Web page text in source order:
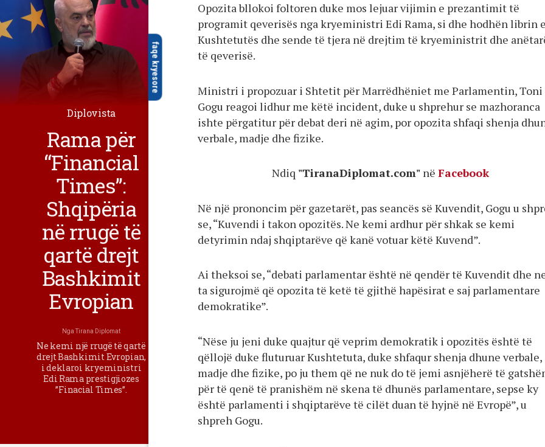
faqe kryesore
Opozita bllokoi foltoren duke mos lejuar vijimin e prezantimit të
programit qeverisës nga kryeministri Edi Rama, si dhe hodhën librin e
Kushtetutës dhe sende të tjera në drejtim të kryeministrit dhe
të qeverisë.
Ministri i propozuar i Shtetit për Marrëdhëniet me Parlamentin, Toni
Gogu reagoi lidhur me këtë incident, duke u shprehur se mazhoranca
ishte përgatitur për debat deri në agim, por opozita shfaqi shenja
verbale, madje dhe fizike.
Ndiq "TiranaDiplomat.com" në Facebook
Në një prononcim për gazetarët, pas seancës së Kuvendit, Gogu u
se, “Kuvendi i takon opozitës. Ne kemi ardhur për shkak se kemi
detyrimin ndaj shqiptarëve që kanë votuar këtë Kuvend”.
Ai theksoi se, “debati parlamentar është në qendër të Kuvendit dhe
ta sigurojmë që opozita të ketë të gjithë hapësirat e saj parlamentare
demokratike”.
“Nëse ju jeni duke quajtur që veprim demokratik i opozitës është të
qëllojë duke fluturuar Kushtetuta, duke shfaqur shenja dhune verbale,
madje dhe fizike, po ju them që ne nuk do të jemi asnjëherë të
për të qenë të pranishëm në skena të dhunës parlamentare, sepse ky
është parlamenti i shqiptarëve të cilët duan të hyjnë në Evropë”, u
shpreh Gogu.
Diplovista
Rama për
“Financial
Times”:
Shqipëria
në rrugë të
qartë drejt
Bashkimit
Evropian
NgaTirana Diplomat
Ne kemi një rrugë të qartë
drejt Bashkimit Evropian,
i deklaroi kryeministri
Edi Rama prestigjiozes
”Finacial Times”.